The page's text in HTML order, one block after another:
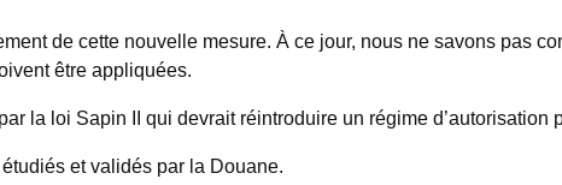
de cette nouvelle mesure. À ce jour, nous ne savons pas
être appliquées.
la loi Sapin II qui devrait réintroduire un régime d’autorisation
et validés par la Douane.